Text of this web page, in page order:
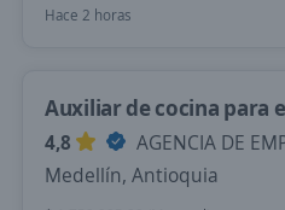
Hace 2 horas
Auxiliar de cocina para
4,8
AGENCIA DE
Medellín, Antioquia